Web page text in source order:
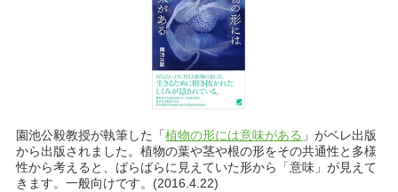
園池公毅教授が執筆した「植物の形には意味がある 」がベレ出版
から出版されました。植物の葉や茎や根の形をその共通性と多様
性から考えると、ばらばらに見えていた形から「意味」が見えて
きます。一般向けです。(2016.4.22)